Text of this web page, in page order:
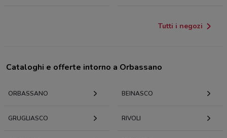
Tutti i negozi
Cataloghi e offerte intorno a Orbassano
ORBASSANO BEINASCO
GRUGLIASCO RIVOLI